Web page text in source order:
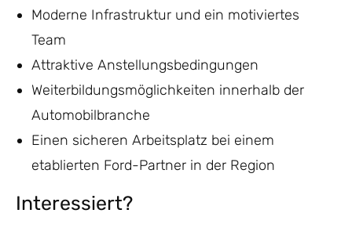
Moderne Infrastruktur und ein motiviertes
Team
Attraktive Anstellungsbedingungen
Weiterbildungsmöglichkeiten innerhalb der
Automobilbranche
Einen sicheren Arbeitsplatz bei einem
etablierten Ford-Partner in der Region
Interessiert?